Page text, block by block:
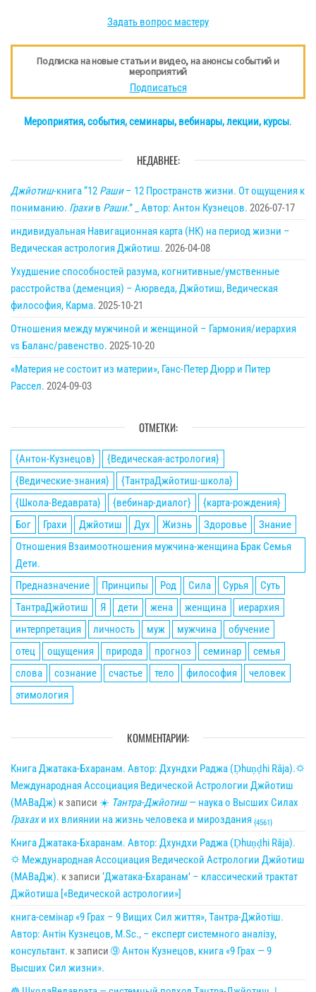
Задать вопрос мастеру
Подписка на новые статьи и видео, на анонсы событий и
мероприятий
Подписаться
Мероприятия, события, семинары, вебинары, лекции, курсы.
НЕДАВНЕЕ:
Джйотиш-книга “12 Раши– 12 Пространств жизни. От ощущения к
пониманию. Грахив Раши.” _ Автор: Антон Кузнецов. 2026-07-17
индивидуальная Навигационная карта (НК) на период жизни –
Ведическая астрология Джйотиш. 2026-04-08
Ухудшение способностей разума, когнитивные/умственные
расстройства (деменция) – Аюрведа, Джйотиш, Ведическая
философия, Карма. 2025-10-21
Отношения между мужчиной и женщиной – Гармония/иерархия
vs Баланс/равенство. 2025-10-20
«Материя не состоит из материи», Ганс-Петер Дюрр и Питер
Рассел. 2024-09-03
ОТМЕТКИ:
{Антон-Кузнецов}
{Ведическая-астрология}
{Ведические-знания}
{ТантраДжйотиш-школа}
{Школа-Ведаврата}
{вебинар-диалог}
{карта-рождения}
Бог
Грахи Джйотиш Дух Жизнь Здоровье
Знание
Отношения Взаимоотношения мужчина-женщина Брак Семья
Дети.
Предназначение
Принципы Род Сила Сурья
Суть
ТантраДжйотиш
Я дети жена женщина
иерархия
интерпретация
личность муж мужчина
обучение
отец
ощущения природа прогноз семинар
семья
слова
сознание счастье тело философия
человек
этимология
КОММЕНТАРИИ:
Книга Джатака-Бхаранам. Автор: Дхундхи Раджа (Ḍhuṇḍhi Rāja).🌣
Международная Ассоциация Ведической Астрологии Джйотиш
(МАВаДж) к записи ☀ Тантра-Джйотиш— наука о Высших Силах
Грахахи их влиянии на жизнь человека и мироздания {4561}
Книга Джатака-Бхаранам. Автор: Дхундхи Раджа (Ḍhuṇḍhi Rāja).
🌣 Международная Ассоциация Ведической Астрологии Джйотиш
(МАВаДж). к записи ‘Джатака-Бхаранам’ – классический трактат
Джйотиша [«Ведической астрологии»]
книга-семінар «9 Грах – 9 Вищих Сил життя», Тантра-Джйотіш.
Автор: Антін Кузнецов, M.Sc., – експерт системного аналізу,
консультант. к записи ➈ Антон Кузнецов, книга «9 Грах — 9
Высших Сил жизни».